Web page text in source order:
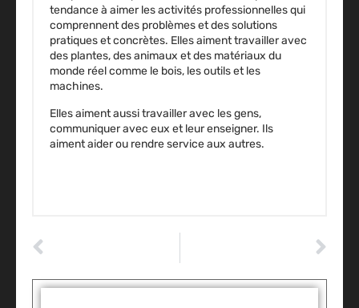
tendance à aimer les activités professionnelles qui
comprennent des problèmes et des solutions
pratiques et concrètes. Elles aiment travailler avec
des plantes, des animaux et des matériaux du
monde réel comme le bois, les outils et les
machines.
Elles aiment aussi travailler avec les gens,
communiquer avec eux et leur enseigner. Ils
aiment aider ou rendre service aux autres.